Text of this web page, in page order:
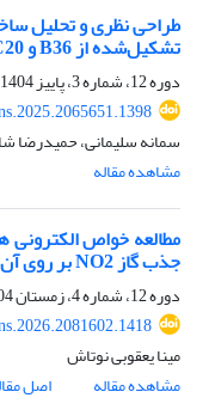
طراحی نظری و تحلیل
تشکیل‌شده از B36 و C20 با استفاده از روش DFT
دوره 12، شماره 3، پاییز 1404، صفحه
سمانه سلیمانی، حمیدرضا
مشاهده مقاله
جذب گاز NO2 بر روی آن: مطالعه نظریه تابعی چگالی
دوره 12، شماره 4، زمستان 1404، صفحه
مینا یعقوبی نوتاش
مشاهده مقاله
اصل